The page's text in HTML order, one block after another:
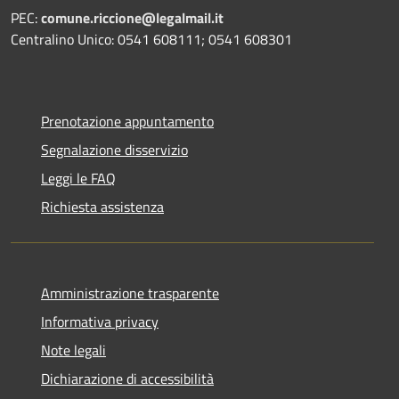
PEC:comune.riccione@legalmail.it
Centralino Unico: 0541 608111; 0541 608301
Prenotazione appuntamento
Segnalazione disservizio
Leggi le FAQ
Richiesta assistenza
Amministrazione trasparente
Informativa privacy
Note legali
Dichiarazione di accessibilità